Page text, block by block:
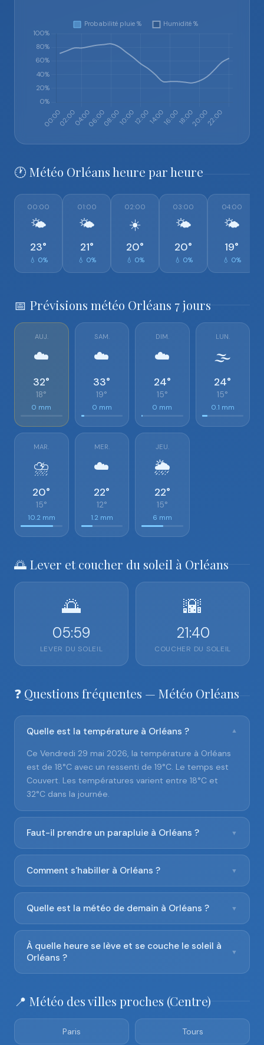
🕐 Météo Orléans heure par heure
00:00
🌤️
23°
💧 0%
01:00
🌤️
21°
💧 0%
02:00
☀️
20°
💧 0%
03:00
🌤️
20°
💧 0%
04:00
🌤️
19°
💧 0%
📅 Prévisions météo Orléans 7 jours
AUJ.
☁️
32°
18°
0 mm
SAM.
☁️
33°
19°
0 mm
DIM.
☁️
24°
15°
0 mm
LUN.
🌫️
24°
15°
0.1 mm
MAR.
⛈️
20°
15°
10.2 mm
MER.
☁️
22°
12°
1.2 mm
JEU.
🌦️
22°
15°
6 mm
🌅 Lever et coucher du soleil à Orléans
🌅
05:59
LEVER DU SOLEIL
🌇
21:40
COUCHER DU SOLEIL
❓ Questions fréquentes — Météo Orléans
Quelle est la température à Orléans ? ▼
Ce Vendredi 29 mai 2026, la température à Orléans
est de 18°C avec un ressenti de 19°C. Le temps est
Couvert. Les températures varient entre 18°C et
32°C dans la journée.
Faut-il prendre un parapluie à Orléans ? ▼
Comment s'habiller à Orléans ? ▼
Quelle est la météo de demain à Orléans ? ▼
À quelle heure se lève et se couche le soleil à
Orléans ?
▼
📍 Météo des villes proches (Centre)
Paris Tours